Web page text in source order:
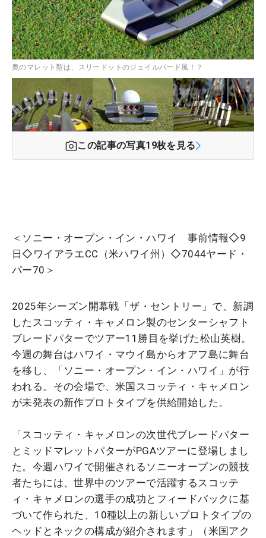
奥のマレット型は、スリードットのジェイルバード風！？
この記事の写真19枚を見る
＜ソニー・オープン・イン・ハワイ 事前情報◇9
日◇ワイアラエCC（米ハワイ州）◇7044ヤード・
パー70＞
2025年シーズン開幕戦「ザ・セントリー」で、新調
したスコッティ・キャメロン製のセンターシャフト
ブレードパターでツアー11勝目を挙げた松山英樹。
今週の舞台はハワイ・マウイ島からオアフ島に舞台
を移し、「ソニー・オープン・イン・ハワイ」が行
われる。その会場で、米国スコッティ・キャメロン
が未発表の新作プロトタイプを供給開始した。
「スコッティ・キャメロンの次世代ブレードパター
とミッドマレットパターがPGAツアーに登場しまし
た。今週ハワイで開催されるソニーオープンの競技
者たちには、世界中のツアーで活躍するスコッテ
ィ・キャメロンの選手の成功とフィードバックに基
づいて作られた、10種以上の新しいプロトタイプの
ヘッドとネックの構成が紹介されます」（米国アク